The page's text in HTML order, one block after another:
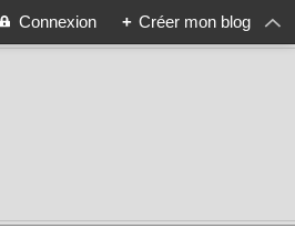
Connexion + Créer mon blog